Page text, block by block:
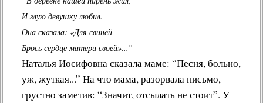
И злую девушку любил.
Она сказала: «Для свиней
Брось сердце матери своей»...”
Наталья Иосифовна сказала маме: “Песня, больно,
уж, жуткая...” На что мама, разорвала письмо,
грустно заметив: “Значит, отсылать не стоит”. У